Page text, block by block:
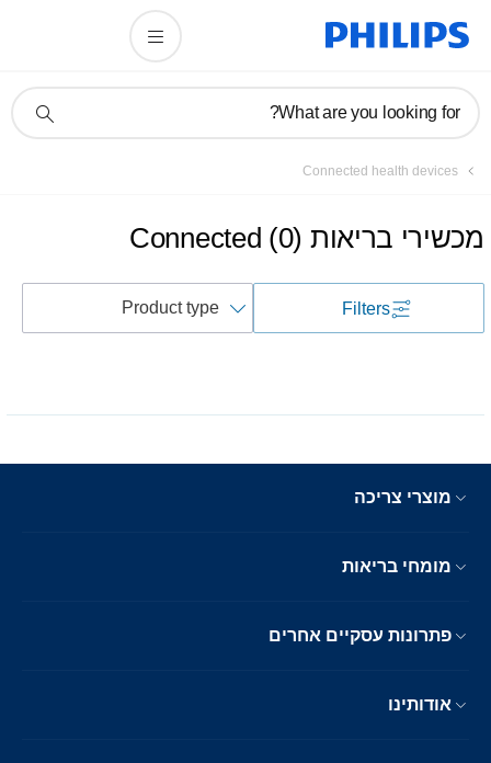
בסמל
What are you looking for?
Connected health devices
מכשירי בריאות Connected (0)
Filters
מוצרי צריכה
מומחי בריאות
פתרונות עסקיים אחרים
אודותינו